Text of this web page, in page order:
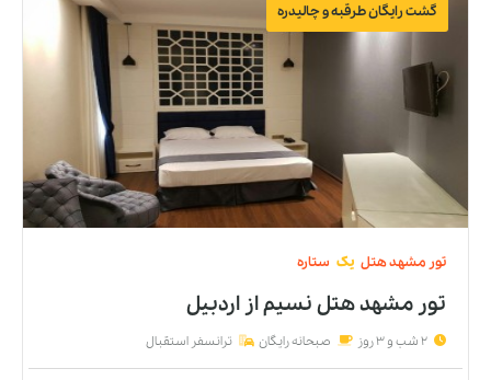
گشت رایگان طرقبه و چالیدره
تور مشهدهتل یک ستاره
تور مشهد هتل نسیماز اردبیل
2 شب و 3 روز صبحانه رایگان ترانسفر استقبال